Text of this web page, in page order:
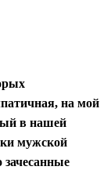
на мой
в нашей
мужской